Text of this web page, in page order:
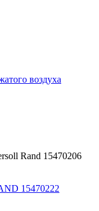
воздуха
Rand 15470206
15470222